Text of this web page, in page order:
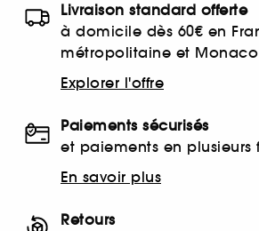
Livraison standard offerte
à domicile dès 60€ en
métropolitaine et Monaco
Explorer l'offre
Paiements sécurisés
et paiements en plusieurs
En savoir plus
Retours